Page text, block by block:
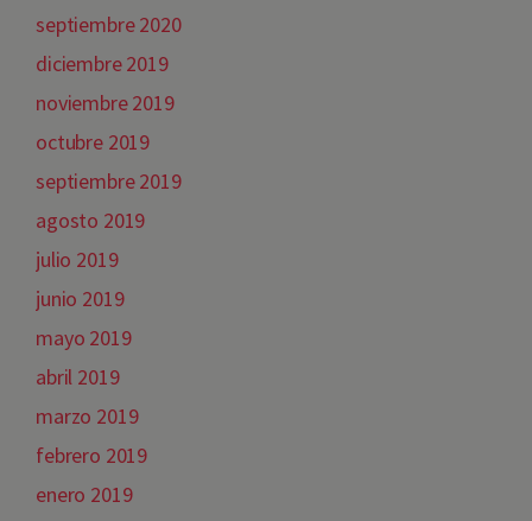
septiembre 2020
diciembre 2019
noviembre 2019
octubre 2019
septiembre 2019
agosto 2019
julio 2019
junio 2019
mayo 2019
abril 2019
marzo 2019
febrero 2019
enero 2019